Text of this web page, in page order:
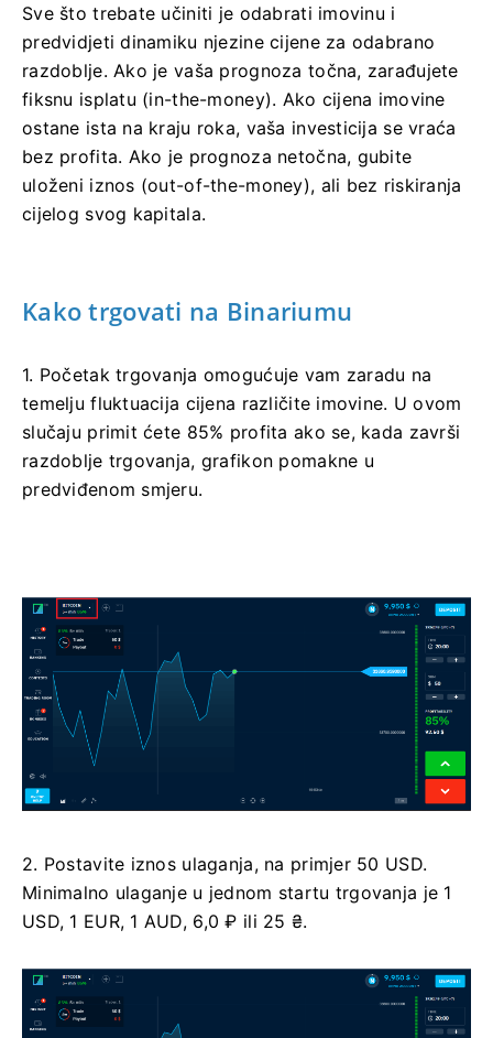
Sve što trebate učiniti je odabrati imovinu i
predvidjeti dinamiku njezine cijene za odabrano
razdoblje. Ako je vaša prognoza točna, zarađujete
fiksnu isplatu (in-the-money). Ako cijena imovine
ostane ista na kraju roka, vaša investicija se vraća
bez profita. Ako je prognoza netočna, gubite
uloženi iznos (out-of-the-money), ali bez riskiranja
cijelog svog kapitala.
Kako trgovati na Binariumu
1. Početak trgovanja omogućuje vam zaradu na
temelju fluktuacija cijena različite imovine. U ovom
slučaju primit ćete 85% profita ako se, kada završi
razdoblje trgovanja, grafikon pomakne u
predviđenom smjeru.
2. Postavite iznos ulaganja, na primjer 50 USD.
Minimalno ulaganje u jednom startu trgovanja je 1
USD, 1 EUR, 1 AUD, 6,0 ₽ ili 25 ₴.